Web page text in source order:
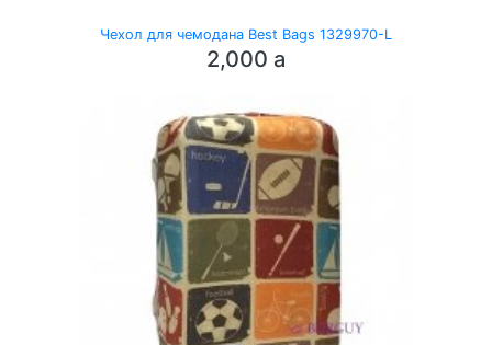
Чехол для чемодана Best Bags 1329970-L
2,000 a